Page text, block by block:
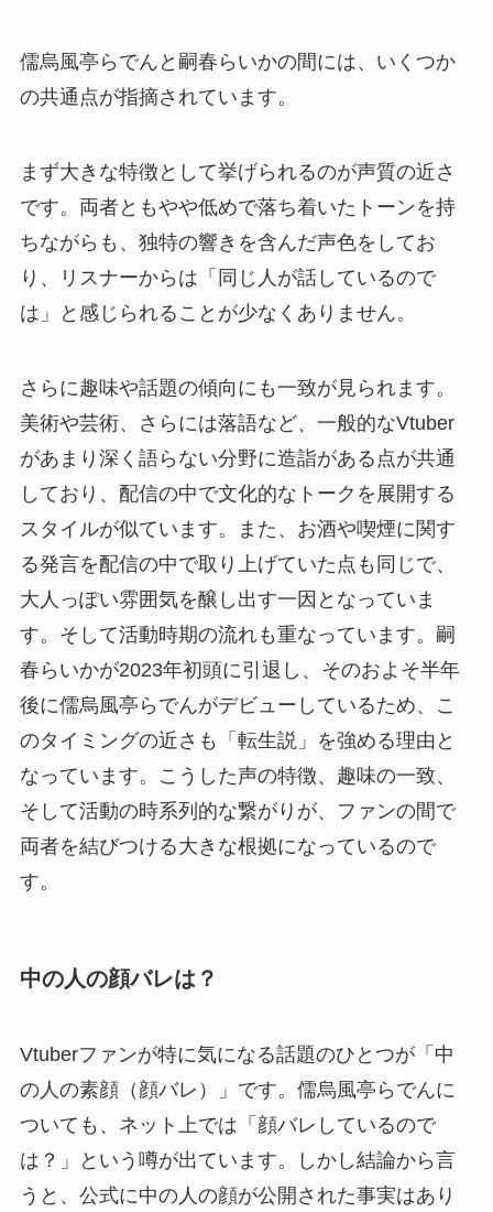
儒烏風亭らでんと嗣春らいかの間には、いくつか
の共通点が指摘されています。
まず大きな特徴として挙げられるのが声質の近さ
です。両者ともやや低めで落ち着いたトーンを持
ちながらも、独特の響きを含んだ声色をしてお
り、リスナーからは「同じ人が話しているので
は」と感じられることが少なくありません。
さらに趣味や話題の傾向にも一致が見られます。
美術や芸術、さらには落語など、一般的なVtuber
があまり深く語らない分野に造詣がある点が共通
しており、配信の中で文化的なトークを展開する
スタイルが似ています。また、お酒や喫煙に関す
る発言を配信の中で取り上げていた点も同じで、
大人っぽい雰囲気を醸し出す一因となっていま
す。そして活動時期の流れも重なっています。嗣
春らいかが2023年初頭に引退し、そのおよそ半年
後に儒烏風亭らでんがデビューしているため、こ
のタイミングの近さも「転生説」を強める理由と
なっています。こうした声の特徴、趣味の一致、
そして活動の時系列的な繋がりが、ファンの間で
両者を結びつける大きな根拠になっているので
す。
中の人の顔バレは？
Vtuberファンが特に気になる話題のひとつが「中
の人の素顔（顔バレ）」です。儒烏風亭らでんに
ついても、ネット上では「顔バレしているので
は？」という噂が出ています。しかし結論から言
うと、公式に中の人の顔が公開された事実はあり